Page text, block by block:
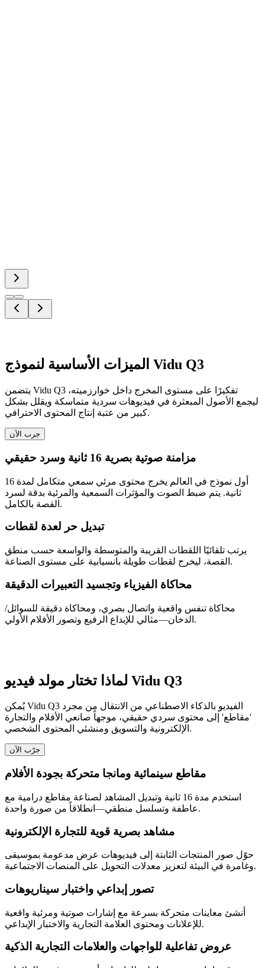
الميزات الأساسية لنموذج Vidu Q3
يتضمن Vidu Q3 تفكيرًا على مستوى المخرج داخل خوارزميته،
ليجمع الأصول المبعثرة في فيديوهات سردية متماسكة ويقلل بشكل
كبير من عتبة إنتاج المحتوى الاحترافي.
جرب الآن
مزامنة صوتية بصرية 16 ثانية وسرد حقيقي
أول نموذج في العالم يخرج محتوى مرئي سمعي متكامل لمدة 16
ثانية. يتم ضبط الصوت والمؤثرات السمعية والمرئية بدقة لسرد
القصة بالكامل.
تبديل حر لعدة لقطات
يرتب تلقائيًا اللقطات القريبة والمتوسطة والواسعة حسب منطق
القصة، ليخرج لقطات طويلة بانسيابية على مستوى الصناعة.
محاكاة الفيزياء وتجسيد التعبيرات الدقيقة
محاكاة تنفس واقعية واتصال بصري، ومحاكاة دقيقة للسوائل/
الدخان—مثالي للإبداع الرفيع وتصور الأفلام الأولي.
لماذا تختار مولد فيديو Vidu Q3
يُمكن Vidu Q3 الفيديو بالذكاء الاصطناعي من الانتقال من مجرد
'مقاطع' إلى محتوى سردي حقيقي، موجهاً صانعي الأفلام والتجارة
الإلكترونية والتسويق ومنشئي المحتوى الشخصي.
جرّب الآن
مقاطع سينمائية ومانجا متحركة بجودة الأفلام
استخدم مدة 16 ثانية وتبديل المشاهد لصناعة مقاطع درامية مع
عاطفة وتسلسل منطقي—انطلاقاً من صورة واحدة.
مشاهد بصرية قوية للتجارة الإلكترونية
حوّل صور المنتجات الثابتة إلى فيديوهات عرض مدعومة بموسيقى
وغامرة في البيئة لتعزيز معدلات التحويل على المنصات الاجتماعية.
تصور إبداعي واختبار سيناريوهات
أنشئ معاينات متحركة بسرعة مع إشارات صوتية ومرئية واقعية
للإعلانات ومحتوى العلامة التجارية والاختبار الإبداعي.
عروض تفاعلية للواجهات والعلامات التجارية الذكية